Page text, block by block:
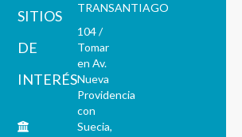
SITIOS
DE
INTERÉS
TRANSANTIAGO
104 /
Tomar
en Av.
Nueva
Providencia
con
Suecia,